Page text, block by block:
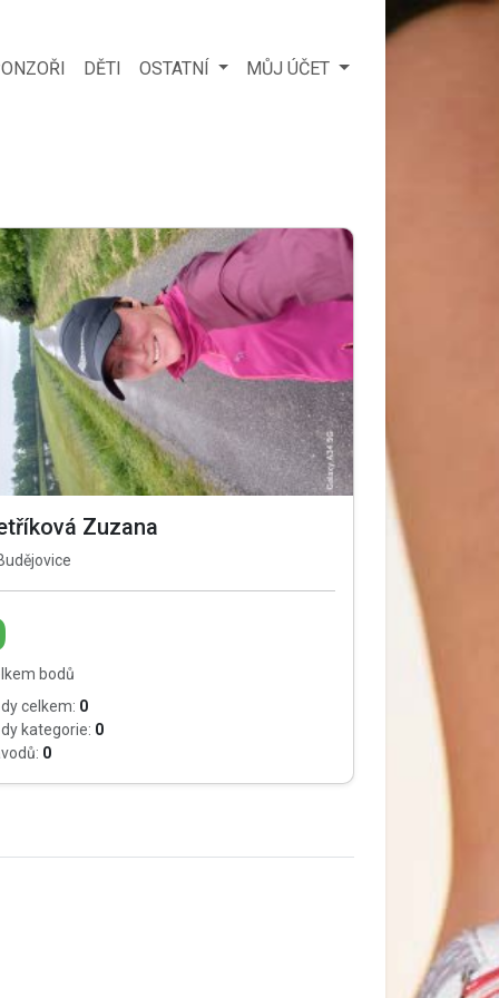
DĚTI OSTATNÍ MŮJ ÚČET
Zuzana
bodů
celkem: 0
kategorie: 0
0